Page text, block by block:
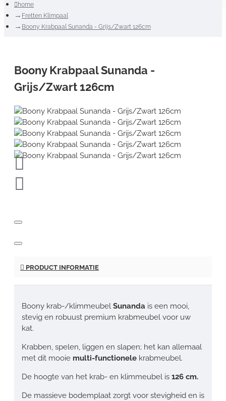
home
Fretten Klimpaal
Boony Krabpaal Sunanda - Grijs/Zwart 126cm
Boony Krabpaal Sunanda -
Grijs/Zwart 126cm
PRODUCT INFORMATIE
Boony krab-/klimmeubel Sunanda is een mooi,
stevig en robuust premium krabmeubel voor uw
kat.
Krabben, spelen, liggen en slapen; het kan allemaal
met dit mooie multi-functionele krabmeubel.
De hoogte van het krab- en klimmeubel is 126 cm.
De massieve bodemplaat zorgt voor stevigheid en is